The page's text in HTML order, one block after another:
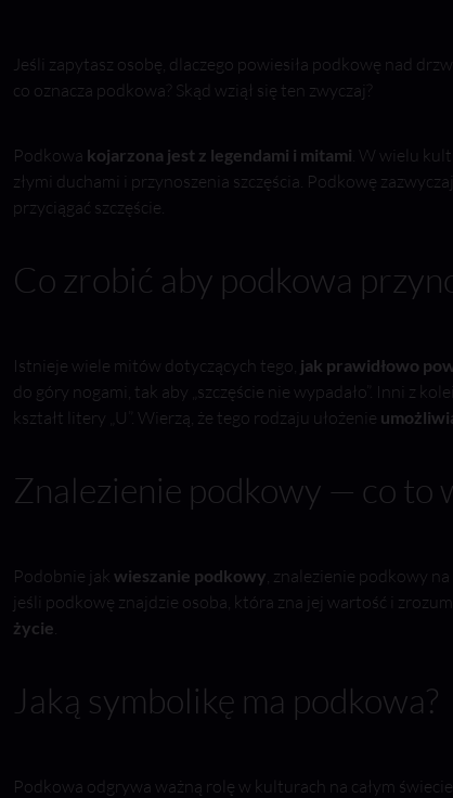
Jeśli zapytasz osobę, dlaczego powiesiła podkowę nad
co oznacza podkowa? Skąd wziął się ten zwyczaj?
Podkowa kojarzona jest z legendami i mitami. W wielu
złymi duchami i przynoszenia szczęścia. Podkowę
przyciągać szczęście.
Co zrobić aby podkowa
Istnieje wiele mitów dotyczących tego, jak prawidłowo
do góry nogami, tak aby „szczęście nie wypadało”. Inni z
kształt litery „U”. Wierzą, że tego rodzaju ułożenie
Znalezienie podkowy — co to
Podobnie jak wieszanie podkowy, znalezienie podkowy
jeśli podkowę znajdzie osoba, która zna jej wartość i
życie.
Jaką symbolikę ma podkowa?
Podkowa odgrywa ważną rolę w kulturach na całym